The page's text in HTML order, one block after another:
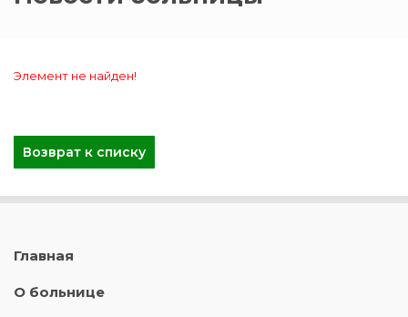
Элемент не найден!
Возврат к списку
Главная
О больнице